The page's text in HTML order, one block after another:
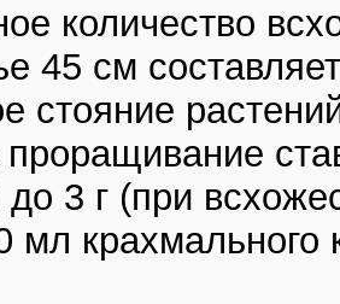
количество
45 см
стояние
3 г (при
мл крахмального